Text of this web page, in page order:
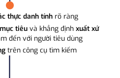
thực danh tính rõ ràng
tiêuvà khẳng định xuất xứ
đến với người tiêu dùng
trên công cụ tìm kiếm